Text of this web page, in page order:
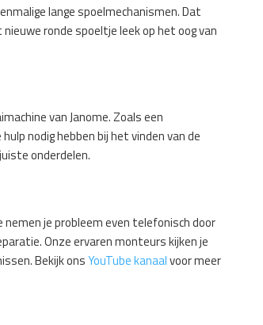
lange spoelmechanismen. Dat
ronde spoeltje leek op het oog van
van Janome. Zoals een
nodig hebben bij het vinden van de
onderdelen.
nemen je probleem even telefonisch door
Onze ervaren monteurs kijken je
Bekijk onsYouTube kanaalvoor meer